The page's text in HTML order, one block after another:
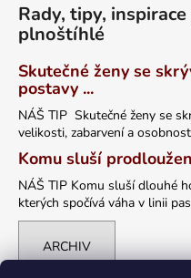
Rady, tipy,
plnoštíhlé
Skutečné ženy se
postavy ...
NÁŠ TIP Skutečné ženy se
velikosti, zabarvení a
Komu sluší
NÁŠ TIP Komu sluší dlouhé
kterých spočívá váha v linii
ARCHIV